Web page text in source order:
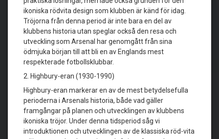
ikoniska rödvita design som klubben är känd för idag.
Tröjorna från denna period är inte bara en del av
klubbens historia utan speglar också den resa och
utveckling som Arsenal har genomgått från sina
ödmjuka början till att bli en av Englands mest
respekterade fotbollsklubbar.
2. Highbury-eran (1930-1990)
Highbury-eran markerar en av de mest betydelsefulla
perioderna i Arsenals historia, både vad gäller
framgångar på planen och utvecklingen av klubbens
ikoniska tröjor. Under denna tidsperiod såg vi
introduktionen och utvecklingen av de klassiska röd-vita